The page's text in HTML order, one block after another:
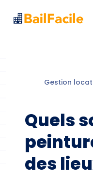
Gestion
Quels
des